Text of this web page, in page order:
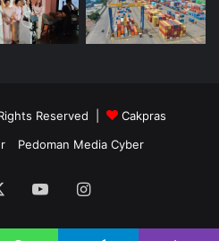
Reserved |
Cakpras
Pedoman Media Cyber
YouTubeInstagram